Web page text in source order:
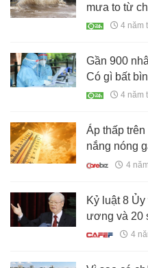
mưa to từ
4 năm
Gần 900
Có gì bất
4 năm
Áp thấp
nắng nóng
4
Kỷ luật 8
ương và 20
4